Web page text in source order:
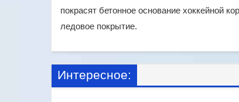
покрасят бетонное основание хоккейной
ледовое покрытие.
Интересное: